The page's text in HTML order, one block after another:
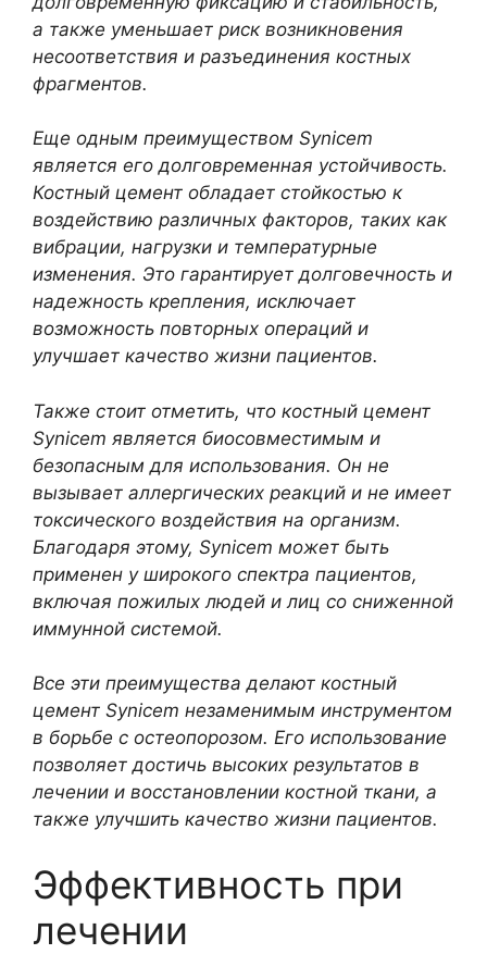
а также уменьшает риск возникновения
несоответствия и разъединения костных
фрагментов.
Еще одным преимуществом Synicem
является его долговременная устойчивость.
Костный цемент обладает стойкостью к
воздействию различных факторов, таких как
вибрации, нагрузки и температурные
изменения. Это гарантирует долговечность и
надежность крепления, исключает
возможность повторных операций и
улучшает качество жизни пациентов.
Также стоит отметить, что костный цемент
Synicem является биосовместимым и
безопасным для использования. Он не
вызывает аллергических реакций и не имеет
токсического воздействия на организм.
Благодаря этому, Synicem может быть
применен у широкого спектра пациентов,
включая пожилых людей и лиц со сниженной
иммунной системой.
Все эти преимущества делают костный
цемент Synicem незаменимым инструментом
в борьбе с остеопорозом. Его использование
позволяет достичь высоких результатов в
лечении и восстановлении костной ткани, а
также улучшить качество жизни пациентов.
Эффективность при
лечении